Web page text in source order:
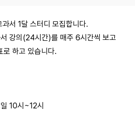
서 1달 스터디 모집합니다.
강의(24시간)를 매주 6시간씩 보고
로 하고 있습니다.
10시~12시